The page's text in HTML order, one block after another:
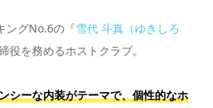
ングNo.6の『雪代 斗真（ゆきしろ
役を務めるホストクラブ。
シーな内装がテーマで、個性的なホ